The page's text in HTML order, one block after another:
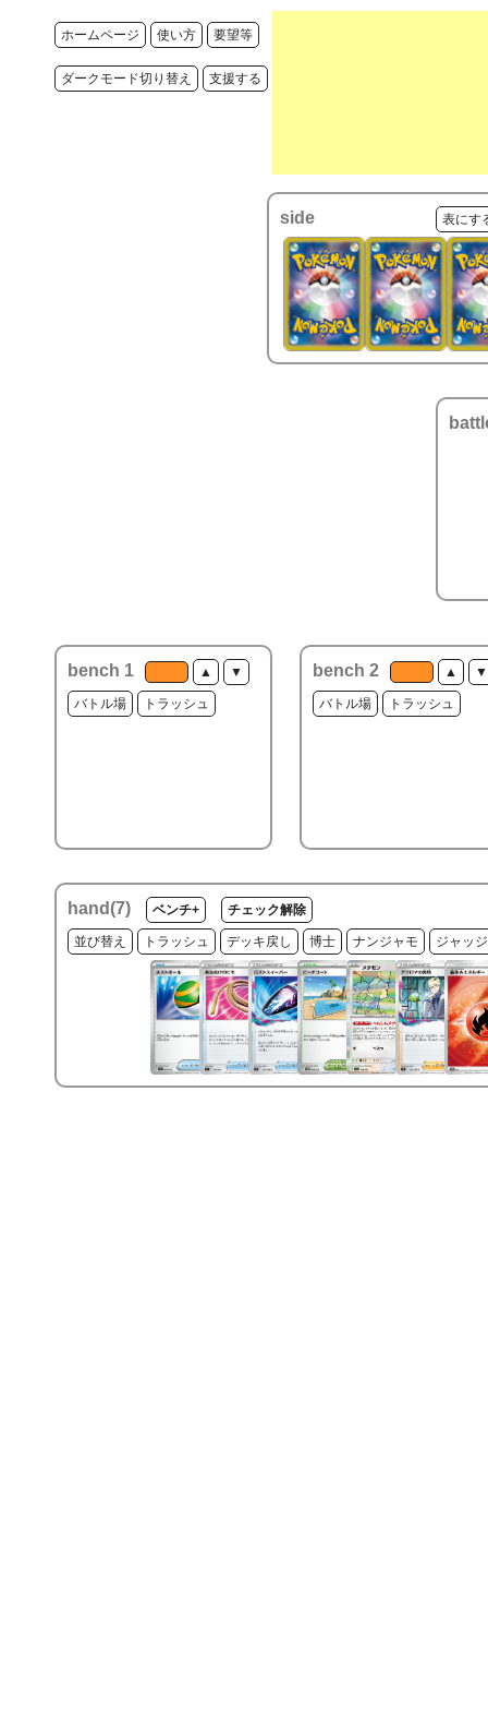
ホームページ 使い方 要望等
ダークモード切り替え 支援する
side 表にす
bench 1 ▲ ▼
バトル場 トラッシュ
bench 2 ▲ ▼
バトル場 トラッシュ
hand(7) ベンチ+ チェック解除
並び替え トラッシュ デッキ戻し 博士 ナンジャモ ジャッ